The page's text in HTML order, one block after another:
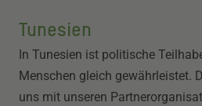
Tunesien
In Tunesien ist politische
Menschen gleich gewährleistet.
uns mit unseren